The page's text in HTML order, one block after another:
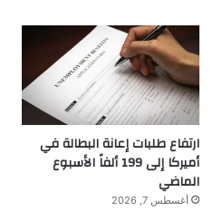
ارتفاع طلبات إعانة البطالة في
أميركا إلى 199 ألفاً الأسبوع
الماضي
أغسطس 7, 2026